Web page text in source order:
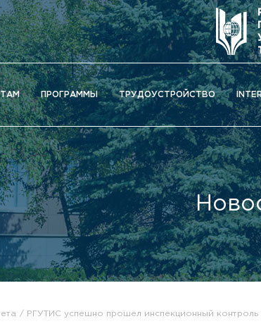
ПРОГРАММЫ ТРУДОУСТРОЙСТВО
организации
/ Департаменты
центр
приема (перевода)
РГУТИС успешно прошел инспекционный контроль